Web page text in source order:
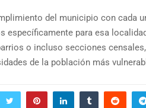
del municipio con cada
específicamente para esa
o incluso secciones
de la población más